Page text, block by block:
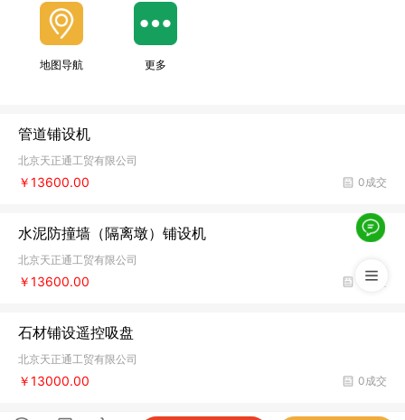
地图导航 更多
管道铺设机
北京天正通工贸有限公司
0成交
￥13600.00
水泥防撞墙（隔离墩）铺设机
北京天正通工贸有限公司
0成交
￥13600.00
石材铺设遥控吸盘
北京天正通工贸有限公司
0成交
￥13000.00